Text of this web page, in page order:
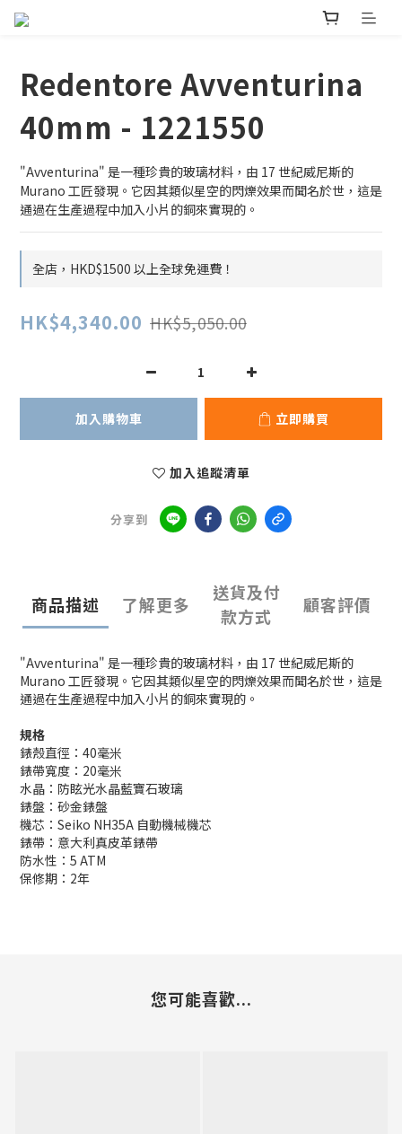
Redentore Avventurina
40mm - 1221550
"Avventurina" 是一種珍貴的玻璃材料，由 17 世紀威尼斯的
Murano 工匠發現。它因其類似星空的閃爍效果而聞名於世，這是
通過在生產過程中加入小片的銅來實現的。
全店，HKD$1500 以上全球免運費！
HK$4,340.00 HK$5,050.00
加入購物車 立即購買
加入追蹤清單
分享到
商品描述 了解更多
送貨及付
款方式
顧客評價
"Avventurina" 是一種珍貴的玻璃材料，由 17 世紀威尼斯的
Murano 工匠發現。它因其類似星空的閃爍效果而聞名於世，這是
通過在生產過程中加入小片的銅來實現的。
規格
錶殼直徑：40毫米
錶帶寬度：20毫米
水晶：防眩光水晶藍寶石玻璃
錶盤：砂金錶盤
機芯：Seiko NH35A 自動機械機芯
錶帶：意大利真皮革錶帶
防水性：5 ATM
保修期：2年
您可能喜歡...